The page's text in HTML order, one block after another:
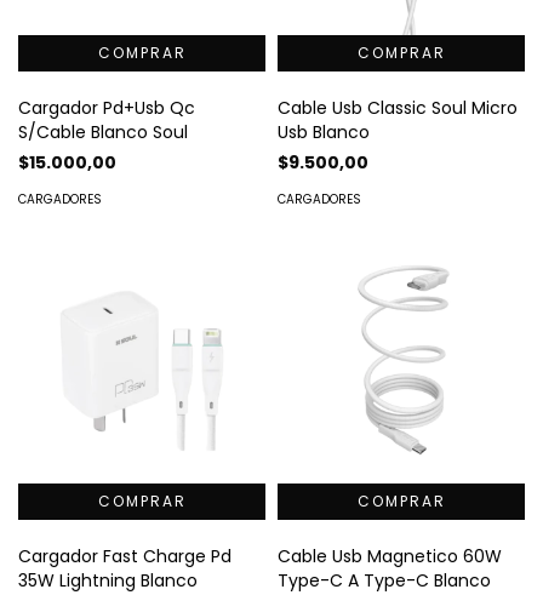
Cargador Pd+Usb Qc
S/Cable Blanco Soul
$15.000,00
CARGADORES
Cable Usb Classic Soul Micro
Usb Blanco
$9.500,00
CARGADORES
Cargador Fast Charge Pd
35W Lightning Blanco
Cable Usb Magnetico 60W
Type-C A Type-C Blanco